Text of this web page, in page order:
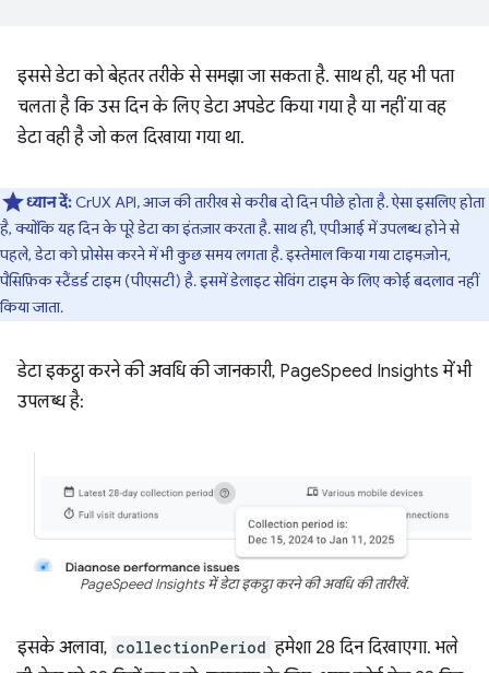
इससे डेटा को बेहतर तरीके से समझा जा सकता है. साथ ही, यह भी पता
चलता है कि उस दिन के लिए डेटा अपडेट किया गया है या नहीं या वह
डेटा वही है जो कल दिखाया गया था.
ध्यान दें: CrUX API, आज की तारीख से करीब दो दिन पीछे होता है. ऐसा इसलिए होता
है, क्योंकि यह दिन के पूरे डेटा का इंतज़ार करता है. साथ ही, एपीआई में उपलब्ध होने से
पहले, डेटा को प्रोसेस करने में भी कुछ समय लगता है. इस्तेमाल किया गया टाइमज़ोन,
पैसिफ़िक स्टैंडर्ड टाइम (पीएसटी) है. इसमें डेलाइट सेविंग टाइम के लिए कोई बदलाव नहीं
किया जाता.
डेटा इकट्ठा करने की अवधि की जानकारी, PageSpeed Insights में भी
उपलब्ध है:
PageSpeed Insights में डेटा इकट्ठा करने की अवधि की तारीखें.
इसके अलावा, collectionPeriod हमेशा 28 दिन दिखाएगा. भले